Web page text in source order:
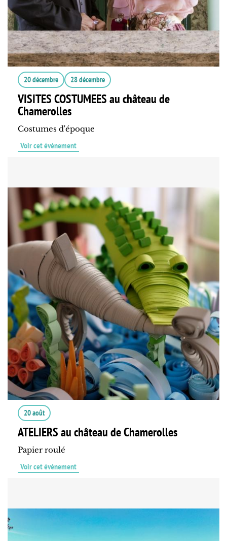
20 décembre 28 décembre
VISITES COSTUMEES au château de
Chamerolles
Costumes d'époque
Voir cet événement
20 août
ATELIERS au château de Chamerolles
Papier roulé
Voir cet événement